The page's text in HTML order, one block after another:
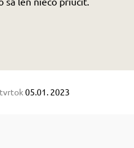
05.01. 2023